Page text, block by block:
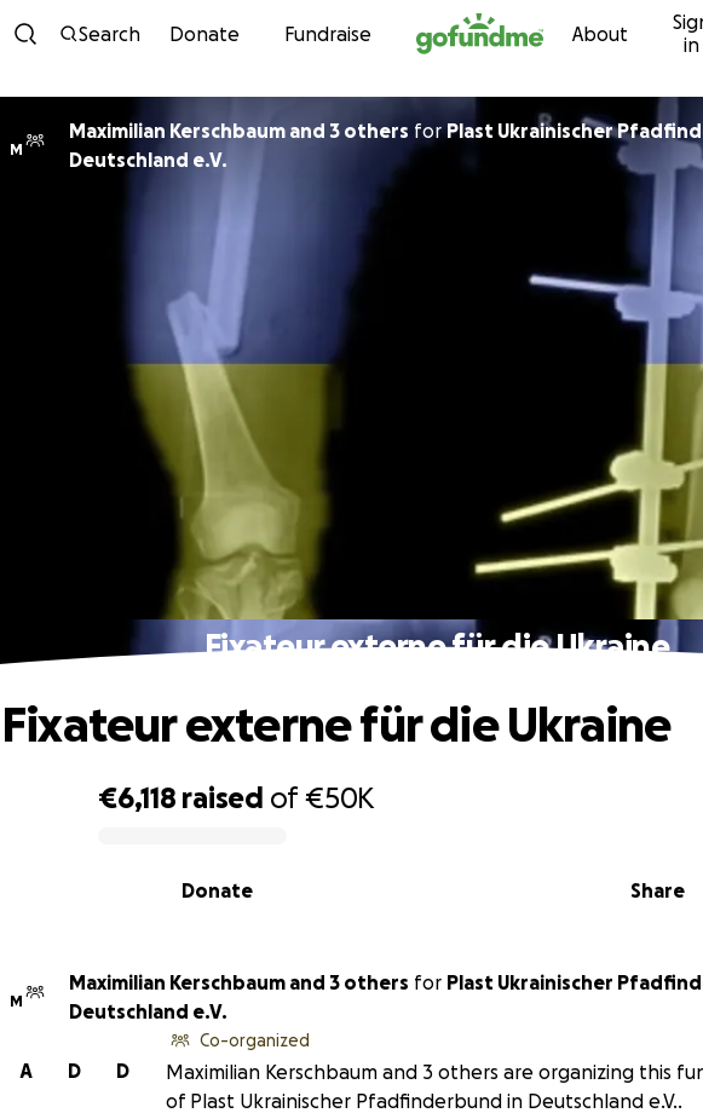
Skip to content
Search Donate Fundraise About
in
M
Maximilian Kerschbaum and 3 others forPlast Ukrainischer
Deutschland e.V.
Fixateur externe für die Ukraine
€6,118 raised of€50K
Share
Donate
Fixateur externe für die Ukraine
M
Maximilian Kerschbaum and 3 others for Plast Ukrainischer
Deutschland e.V.
D
D
A
Co-organized
Maximilian Kerschbaum and 3 others are organizing this
of Plast Ukrainischer Pfadfinderbund in Deutschland e.V..